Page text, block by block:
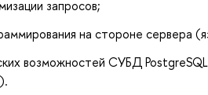
запросов;
на стороне сервера
возможностей СУБД